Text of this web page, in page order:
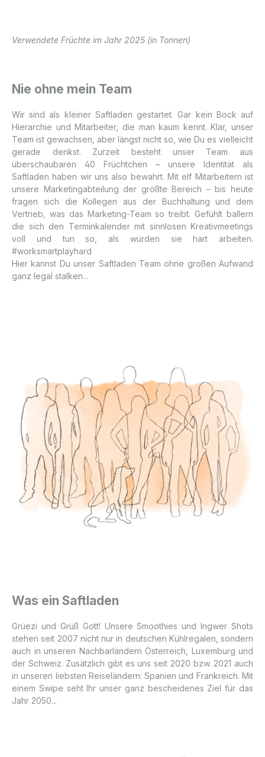
Verwendete Früchte im Jahr 2025 (in Tonnen)
Nie ohne mein Team
Wir sind als kleiner Saftladen gestartet. Gar kein Bock auf
Hierarchie und Mitarbeiter, die man kaum kennt. Klar, unser
Team ist gewachsen, aber längst nicht so, wie Du es vielleicht
gerade denkst. Zurzeit besteht unser Team aus
überschaubaren 40 Früchtchen – unsere Identität als
Saftladen haben wir uns also bewahrt. Mit elf Mitarbeitern ist
unsere Marketingabteilung der größte Bereich – bis heute
fragen sich die Kollegen aus der Buchhaltung und dem
Vertrieb, was das Marketing-Team so treibt. Gefühlt ballern
die sich den Terminkalender mit sinnlosen Kreativmeetings
voll und tun so, als würden sie hart arbeiten.
#worksmartplayhard
Hier kannst Du unser Saftladen Team ohne großen Aufwand
ganz legal stalken...
Was ein Saftladen
Grüezi und Grüß Gott! Unsere Smoothies und Ingwer Shots
stehen seit 2007 nicht nur in deutschen Kühlregalen, sondern
auch in unseren Nachbarländern Österreich, Luxemburg und
der Schweiz. Zusätzlich gibt es uns seit 2020 bzw. 2021 auch
in unseren liebsten Reiseländern: Spanien und Frankreich. Mit
einem Swipe seht Ihr unser ganz bescheidenes Ziel für das
Jahr 2050...